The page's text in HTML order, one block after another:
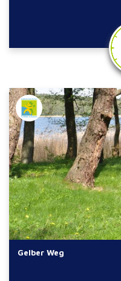
Gelber Weg